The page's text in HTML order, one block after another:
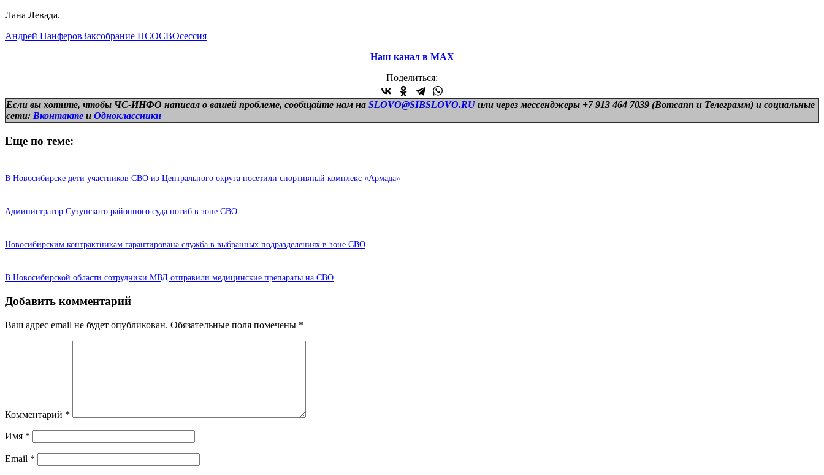
Лана Левада.
Андрей ПанферовЗаксобрание НСОСВОсессия
Наш канал в МАХ
Поделиться:
Если вы хотите, чтобы ЧС-ИНФО написал о вашей проблеме, сообщайте нам на SLOVO@SIBSLOVO.RU или через мессенджеры +7 913 464 7039 (Вотсапп и Телеграмм) и социальные
сети: Вконтакте и Одноклассники
Еще по теме:
В Новосибирске дети участников СВО из Центрального округа посетили спортивный комплекс «Армада»
Администратор Сузунского районного суда погиб в зоне СВО
Новосибирским контрактникам гарантирована служба в выбранных подразделениях в зоне СВО
В Новосибирской области сотрудники МВД отправили медицинские препараты на СВО
Добавить комментарий
Ваш адрес email не будет опубликован. Обязательные поля помечены *
Комментарий *
Имя *
Email *